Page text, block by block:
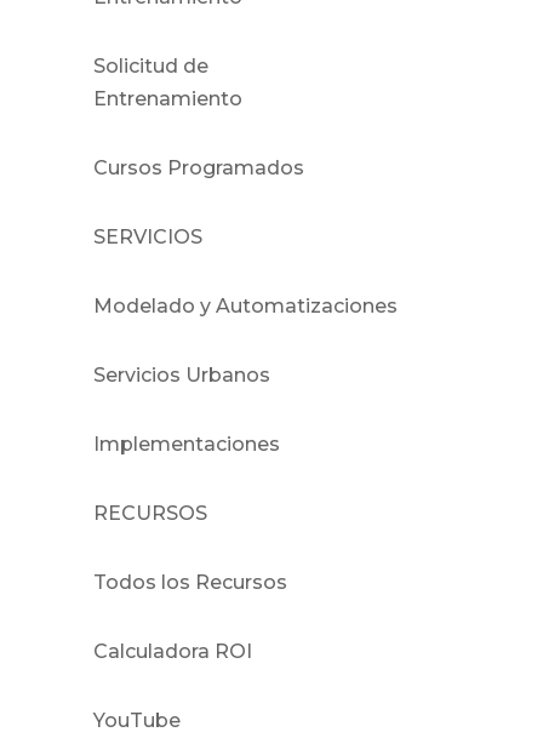
Solicitud de
Entrenamiento
Cursos Programados
SERVICIOS
Modelado y Automatizaciones
Servicios Urbanos
Implementaciones
RECURSOS
Todos los Recursos
Calculadora ROI
YouTube